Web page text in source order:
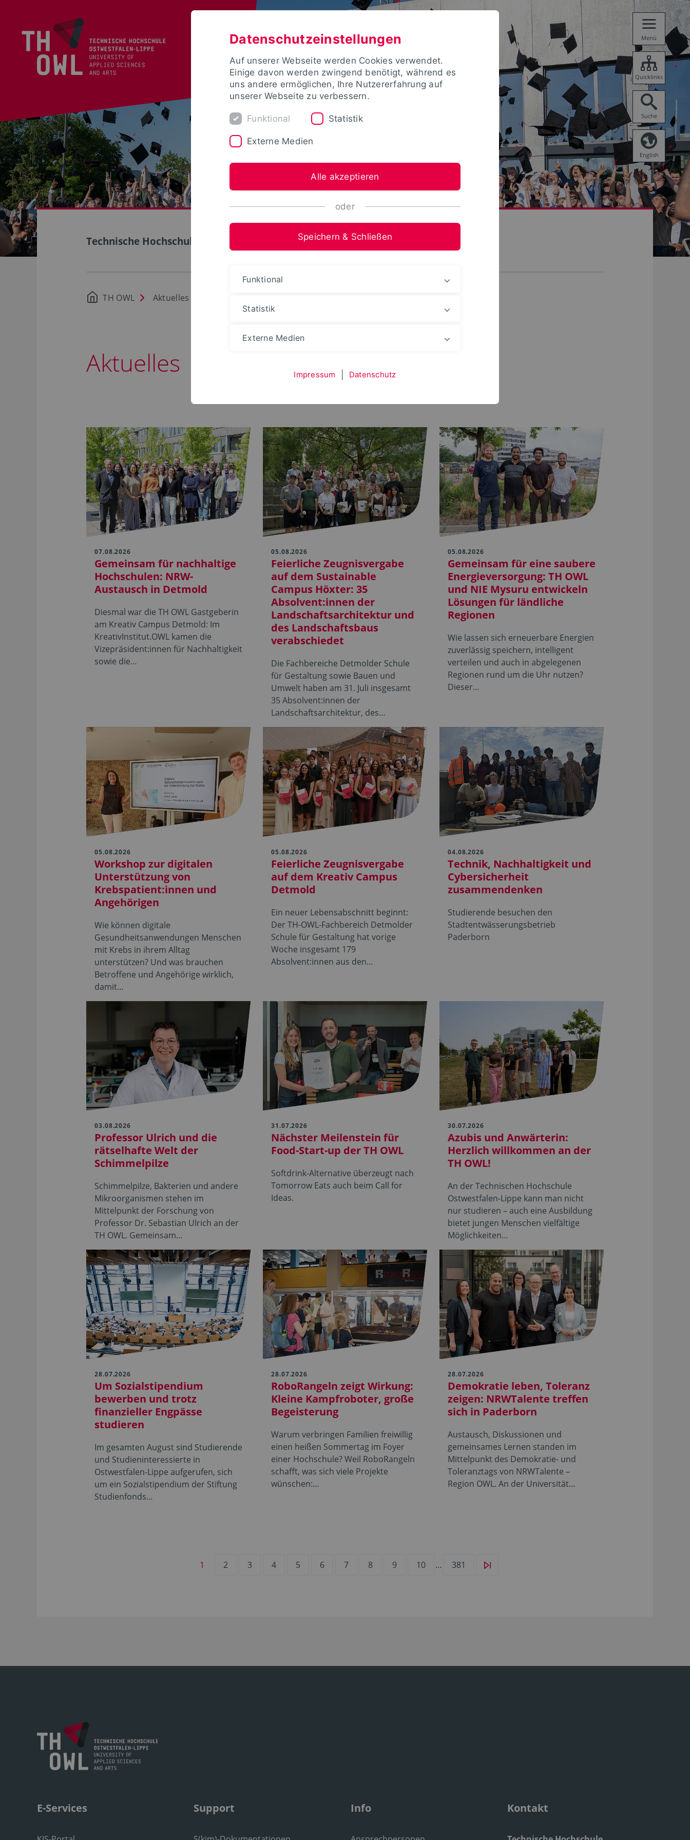
Menü
Quicklinks
Suche
English
Technische Hochschule Ostwestfalen-Lippe
TH OWL Aktuelles
Aktuelles
07.08.2026
Gemeinsam für nachhaltige
Hochschulen: NRW-
Austausch in Detmold
Diesmal war die TH OWL Gastgeberin
am Kreativ Campus Detmold: Im
KreativInstitut.OWL kamen die
Vizepräsident:innen für Nachhaltigkeit
sowie die…
05.08.2026
Feierliche Zeugnisvergabe
auf dem Sustainable
Campus Höxter: 35
Absolvent:innen der
Landschaftsarchitektur und
des Landschaftsbaus
verabschiedet
Die Fachbereiche Detmolder Schule
für Gestaltung sowie Bauen und
Umwelt haben am 31. Juli insgesamt
35 Absolvent:innen der
Landschaftsarchitektur, des…
05.08.2026
Gemeinsam für eine saubere
Energieversorgung: TH OWL
und NIE Mysuru entwickeln
Lösungen für ländliche
Regionen
Wie lassen sich erneuerbare Energien
zuverlässig speichern, intelligent
verteilen und auch in abgelegenen
Regionen rund um die Uhr nutzen?
Dieser…
05.08.2026
Workshop zur digitalen
Unterstützung von
Krebspatient:innen und
Angehörigen
Wie können digitale
Gesundheitsanwendungen Menschen
mit Krebs in ihrem Alltag
unterstützen? Und was brauchen
Betroffene und Angehörige wirklich,
damit…
05.08.2026
Feierliche Zeugnisvergabe
auf dem Kreativ Campus
Detmold
Ein neuer Lebensabschnitt beginnt:
Der TH-OWL-Fachbereich Detmolder
Schule für Gestaltung hat vorige
Woche insgesamt 179
Absolvent:innen aus den…
04.08.2026
Technik, Nachhaltigkeit und
Cybersicherheit
zusammendenken
Studierende besuchen den
Stadtentwässerungsbetrieb
Paderborn
03.08.2026
Professor Ulrich und die
rätselhafte Welt der
Schimmelpilze
Schimmelpilze, Bakterien und andere
Mikroorganismen stehen im
Mittelpunkt der Forschung von
Professor Dr. Sebastian Ulrich an der
TH OWL. Gemeinsam…
31.07.2026
Nächster Meilenstein für
Food-Start-up der TH OWL
Softdrink-Alternative überzeugt nach
Tomorrow Eats auch beim Call for
Ideas.
30.07.2026
Azubis und Anwärterin:
Herzlich willkommen an der
TH OWL!
An der Technischen Hochschule
Ostwestfalen-Lippe kann man nicht
nur studieren – auch eine Ausbildung
bietet jungen Menschen vielfältige
Möglichkeiten…
28.07.2026
Um Sozialstipendium
bewerben und trotz
finanzieller Engpässe
studieren
Im gesamten August sind Studierende
und Studieninteressierte in
Ostwestfalen-Lippe aufgerufen, sich
um ein Sozialstipendium der Stiftung
Studienfonds…
28.07.2026
RoboRangeln zeigt Wirkung:
Kleine Kampfroboter, große
Begeisterung
Warum verbringen Familien freiwillig
einen heißen Sommertag im Foyer
einer Hochschule? Weil RoboRangeln
schafft, was sich viele Projekte
wünschen:…
28.07.2026
Demokratie leben, Toleranz
zeigen: NRWTalente treffen
sich in Paderborn
Austausch, Diskussionen und
gemeinsames Lernen standen im
Mittelpunkt des Demokratie- und
Toleranztags von NRWTalente –
Region OWL. An der Universität…
1 2 3 4 5 6 7 8 9 10 … 381
E-Services Support Info Kontakt
Datenschutzeinstellungen
Auf unserer Webseite werden Cookies verwendet.
Einige davon werden zwingend benötigt, während es
uns andere ermöglichen, Ihre Nutzererfahrung auf
unserer Webseite zu verbessern.
Funktional Statistik
Externe Medien
Alle akzeptieren
oder
Speichern & Schließen
Funktional
Statistik
Externe Medien
Impressum Datenschutz